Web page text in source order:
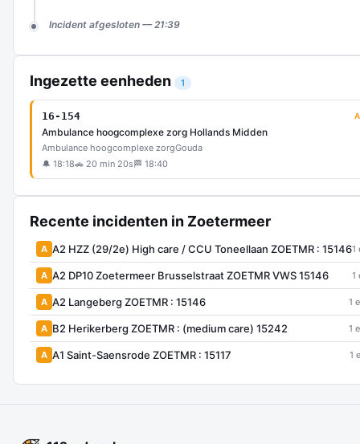
Incident afgesloten — 21:39
Ingezette eenheden 1
16-154
Ambulance hoogcomplexe zorg Hollands Midden
Ambulance hoogcomplexe zorgGouda
🔔 18:18🚗 20 min 20s 🏁 18:40
Recente incidenten in Zoetermeer
A A2 HZZ (29/2e) High care / CCU Toneellaan ZOETMR : 151461
A A2 DP10 Zoetermeer Brusselstraat ZOETMR VWS 15146 1
A A2 Langeberg ZOETMR : 15146 1
A B2 Herikerberg ZOETMR : (medium care) 15242 1
A A1 Saint-Saensrode ZOETMR : 15117 1